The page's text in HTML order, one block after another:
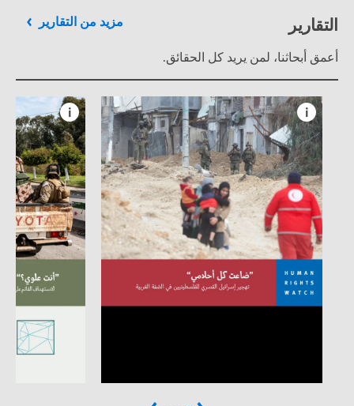
التقارير مزيد من التقارير
أعمق أبحاثنا، لمن يريد كل الحقائق.